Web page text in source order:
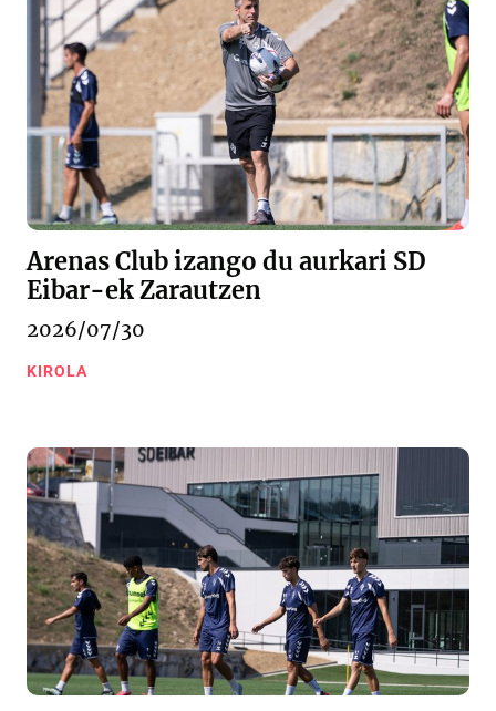
Arenas Club izango du aurkari SD
Eibar-ek Zarautzen
2026/07/30
KIROLA